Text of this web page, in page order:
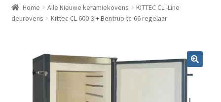
WIERINGERWERF
Over ons
Home Alle Nieuwe keramiekovens
KITTEC CL -Line
deurovens
Kittec CL 600-3 + Bentrup tc-66 regelaar